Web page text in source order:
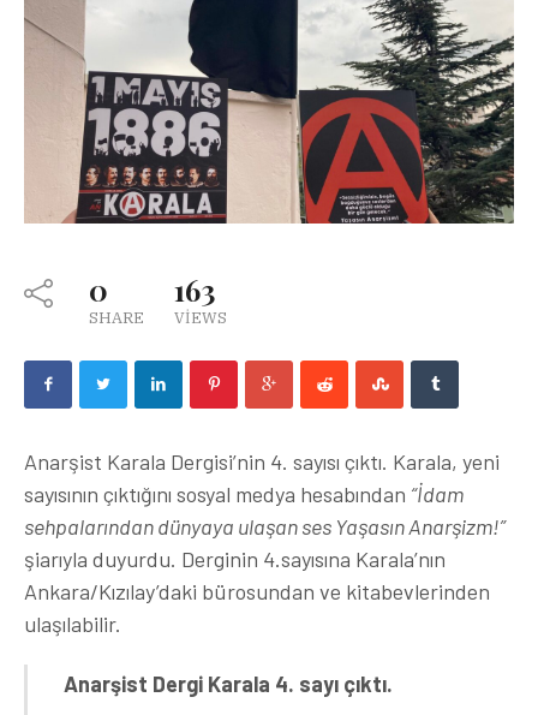
0
SHARE
163
VIEWS
Anarşist Karala Dergisi’nin 4. sayısı çıktı. Karala, yeni
sayısının çıktığını sosyal medya hesabından “İdam
sehpalarından dünyaya ulaşan ses Yaşasın Anarşizm!”
şiarıyla duyurdu. Derginin 4.sayısına Karala’nın
Ankara/Kızılay’daki bürosundan ve kitabevlerinden
ulaşılabilir.
Anarşist Dergi Karala 4. sayı çıktı.